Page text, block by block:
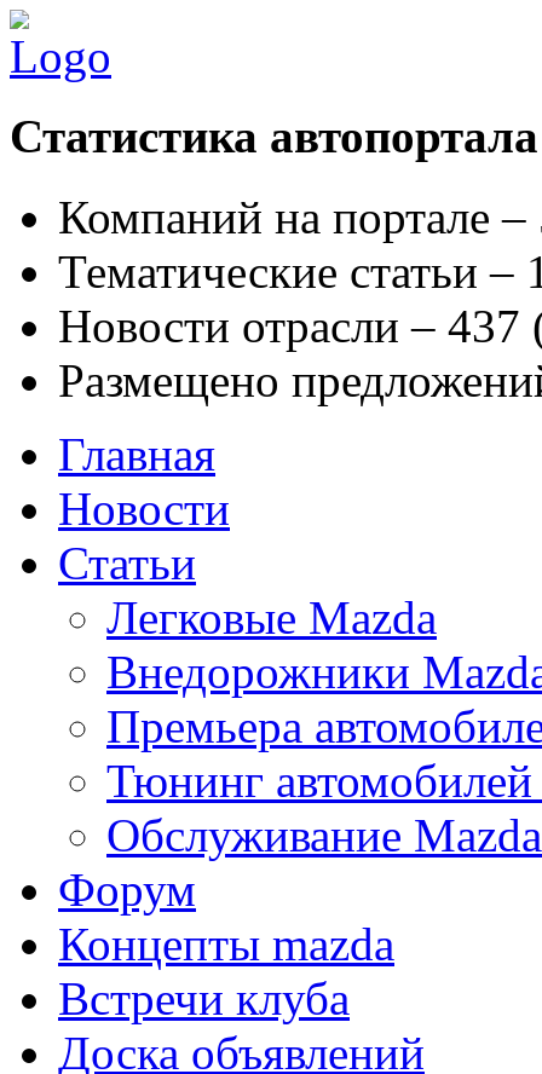
Статистика автопортала
Компаний на портале
Тематические статьи –
Новости отрасли – 437
Размещено
Главная
Новости
Статьи
Легковые Mazda
Внедорожники
Премьера
Тюнинг
Обслуживание Mazda
Форум
Концепты mazda
Встречи клуба
Доска объявлений